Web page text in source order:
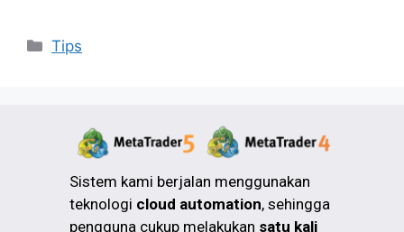
Tips
Sistem kami berjalan menggunakan
teknologi cloud automation, sehingga
pengguna cukup melakukan satu kali